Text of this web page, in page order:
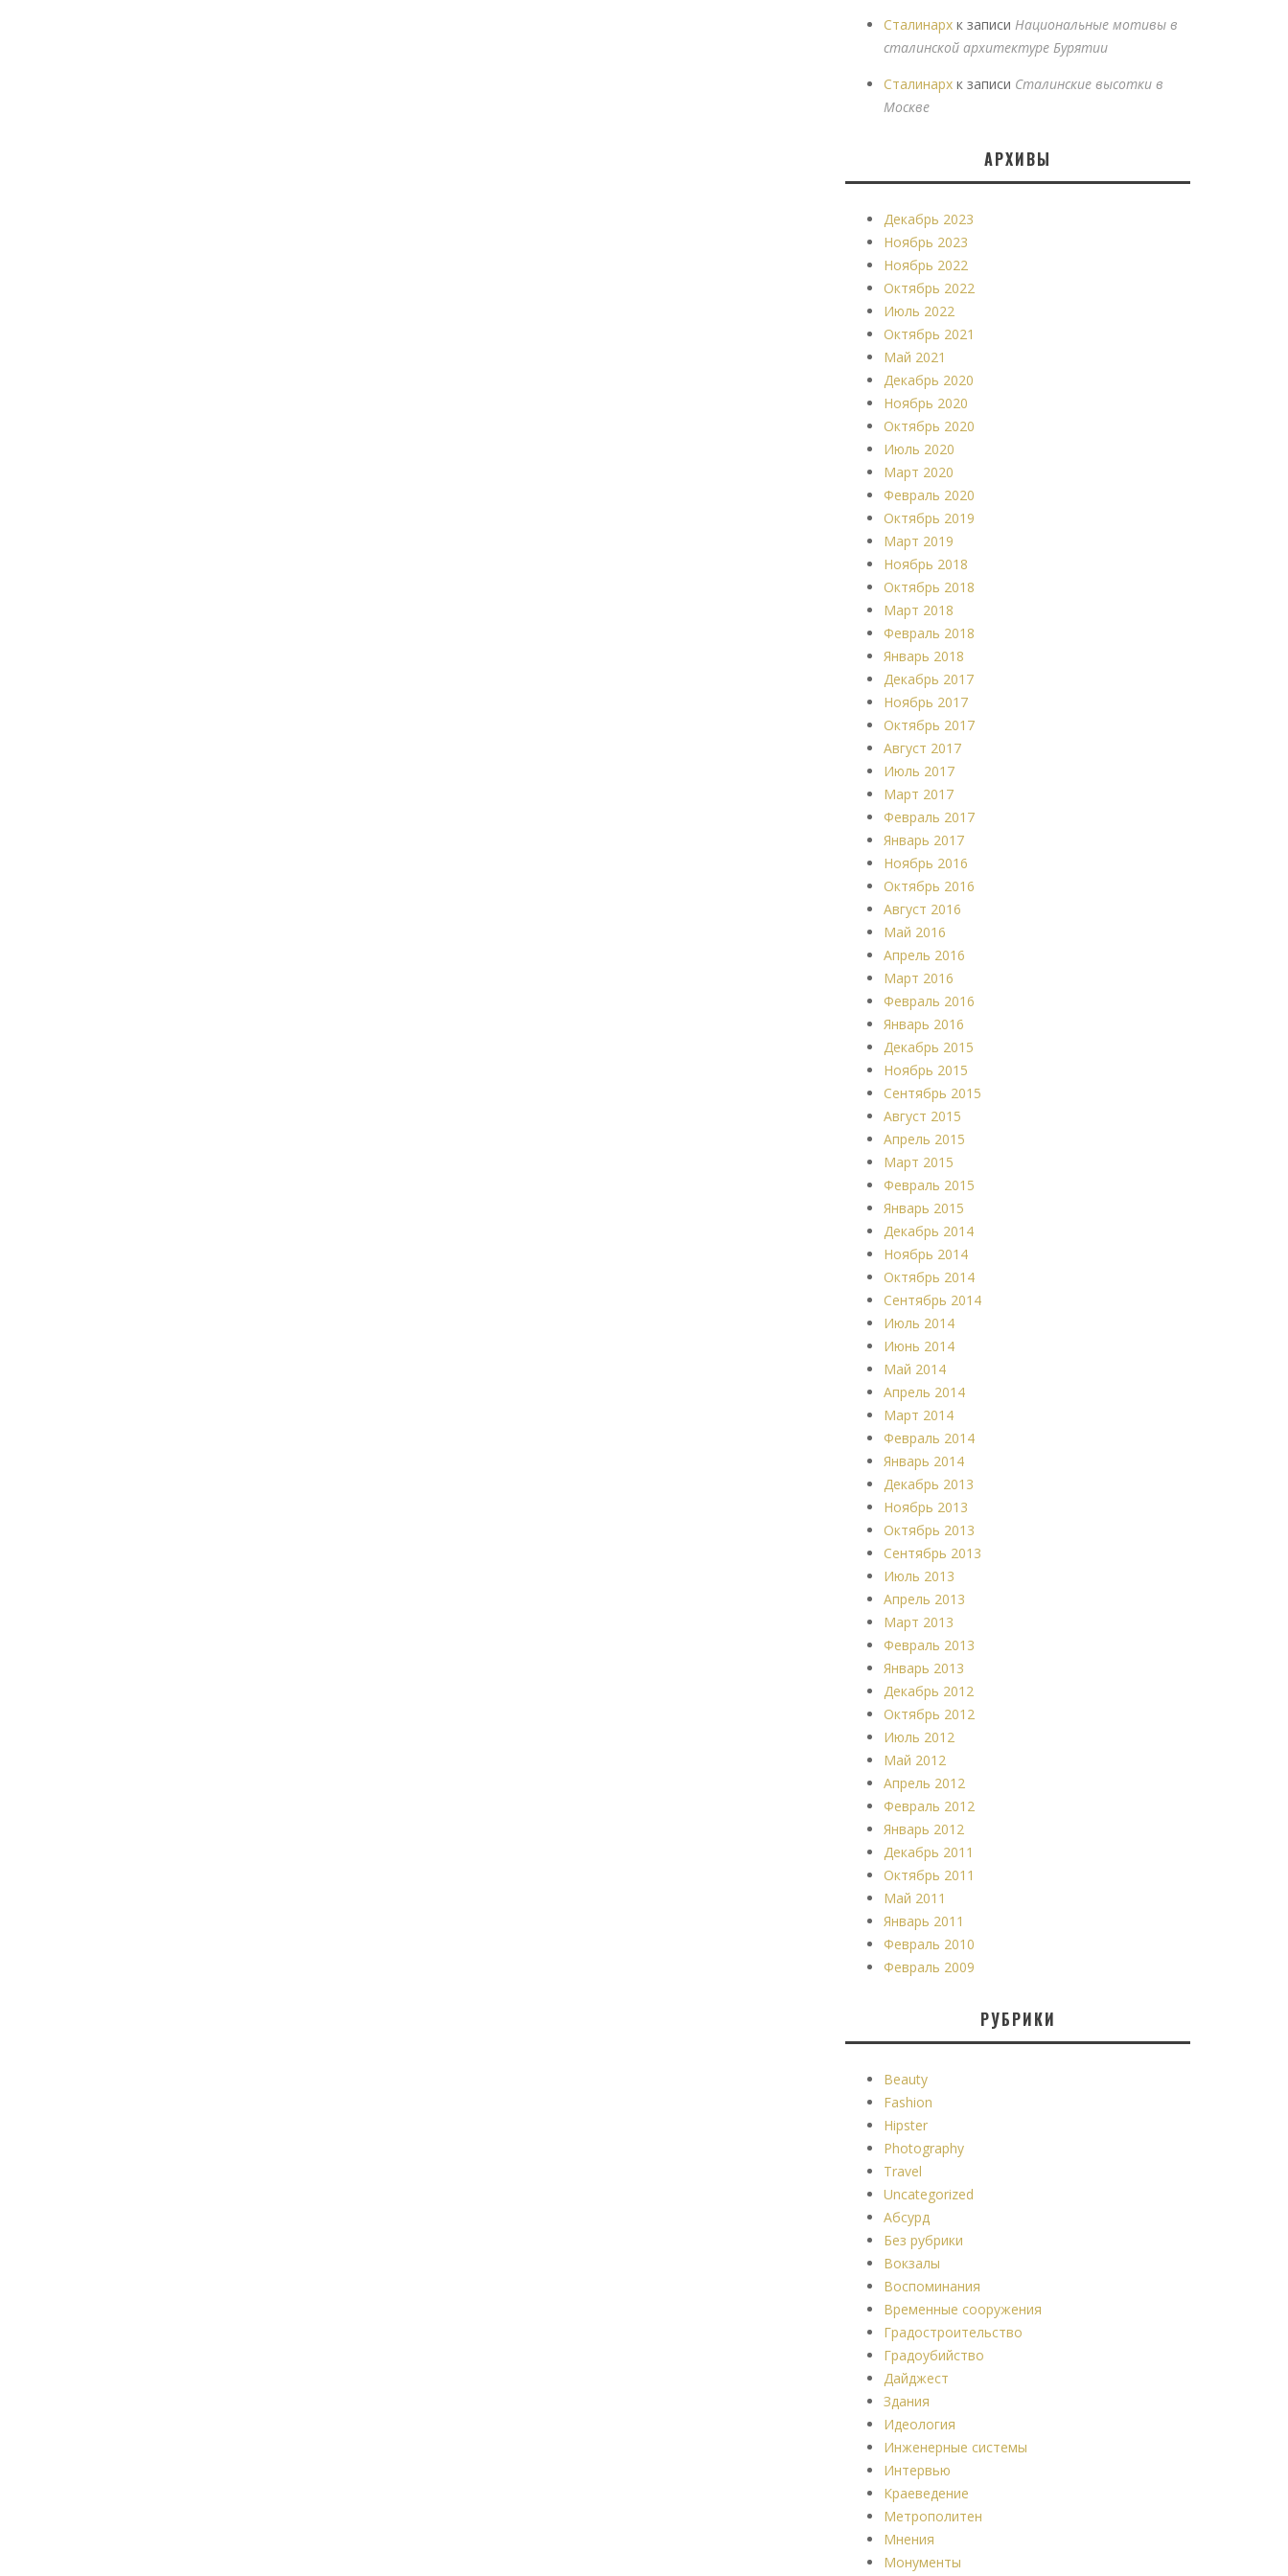
Сталинарх к записи Национальные мотивы в
сталинской архитектуре Бурятии
Сталинарх к записи Сталинские высотки в
Москве
АРХИВЫ
Декабрь 2023
Ноябрь 2023
Ноябрь 2022
Октябрь 2022
Июль 2022
Октябрь 2021
Май 2021
Декабрь 2020
Ноябрь 2020
Октябрь 2020
Июль 2020
Март 2020
Февраль 2020
Октябрь 2019
Март 2019
Ноябрь 2018
Октябрь 2018
Март 2018
Февраль 2018
Январь 2018
Декабрь 2017
Ноябрь 2017
Октябрь 2017
Август 2017
Июль 2017
Март 2017
Февраль 2017
Январь 2017
Ноябрь 2016
Октябрь 2016
Август 2016
Май 2016
Апрель 2016
Март 2016
Февраль 2016
Январь 2016
Декабрь 2015
Ноябрь 2015
Сентябрь 2015
Август 2015
Апрель 2015
Март 2015
Февраль 2015
Январь 2015
Декабрь 2014
Ноябрь 2014
Октябрь 2014
Сентябрь 2014
Июль 2014
Июнь 2014
Май 2014
Апрель 2014
Март 2014
Февраль 2014
Январь 2014
Декабрь 2013
Ноябрь 2013
Октябрь 2013
Сентябрь 2013
Июль 2013
Апрель 2013
Март 2013
Февраль 2013
Январь 2013
Декабрь 2012
Октябрь 2012
Июль 2012
Май 2012
Апрель 2012
Февраль 2012
Январь 2012
Декабрь 2011
Октябрь 2011
Май 2011
Январь 2011
Февраль 2010
Февраль 2009
РУБРИКИ
Beauty
Fashion
Hipster
Photography
Travel
Uncategorized
Абсурд
Без рубрики
Вокзалы
Воспоминания
Временные сооружения
Градостроительство
Градоубийство
Дайджест
Здания
Идеология
Инженерные системы
Интервью
Краеведение
Метрополитен
Мнения
Монументы